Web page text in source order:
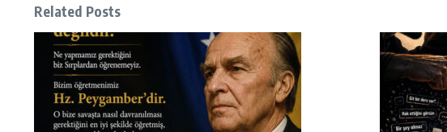
Related Posts